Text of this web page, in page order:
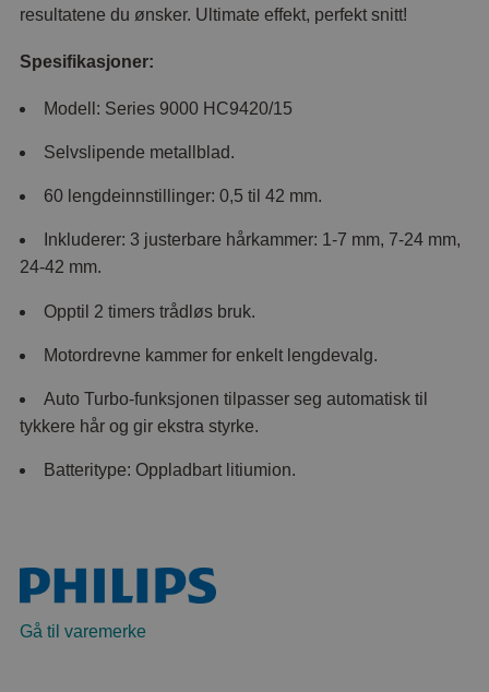
resultatene du ønsker. Ultimate effekt, perfekt snitt!
Spesifikasjoner:
Modell: Series 9000 HC9420/15
Selvslipende metallblad.
60 lengdeinnstillinger: 0,5 til 42 mm.
Inkluderer: 3 justerbare hårkammer: 1-7 mm, 7-24 mm,
24-42 mm.
Opptil 2 timers trådløs bruk.
Motordrevne kammer for enkelt lengdevalg.
Auto Turbo-funksjonen tilpasser seg automatisk til
tykkere hår og gir ekstra styrke.
Batteritype: Oppladbart litiumion.
Gå til varemerke